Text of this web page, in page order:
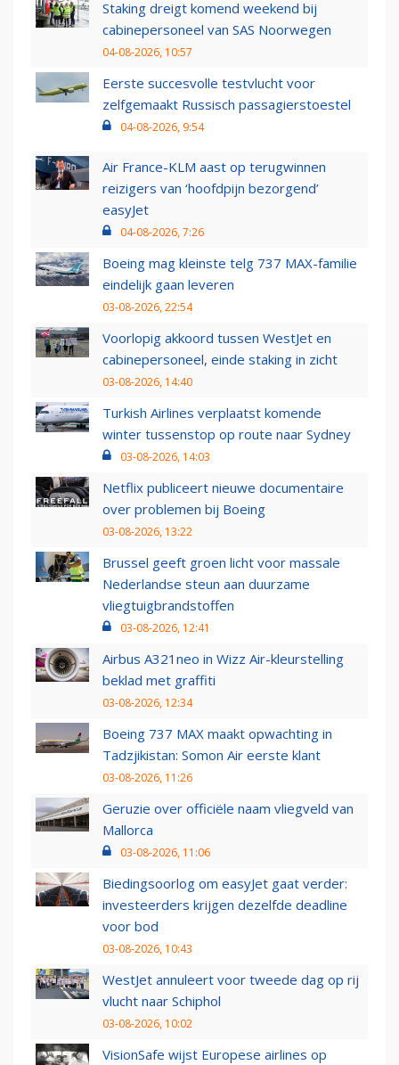
Staking dreigt komend weekend bij
cabinepersoneel van SAS Noorwegen
04-08-2026, 10:57
Eerste succesvolle testvlucht voor
zelfgemaakt Russisch passagierstoestel
04-08-2026, 9:54
Air France-KLM aast op terugwinnen
reizigers van ‘hoofdpijn bezorgend’
easyJet
04-08-2026, 7:26
Boeing mag kleinste telg 737 MAX-familie
eindelijk gaan leveren
03-08-2026, 22:54
Voorlopig akkoord tussen WestJet en
cabinepersoneel, einde staking in zicht
03-08-2026, 14:40
Turkish Airlines verplaatst komende
winter tussenstop op route naar Sydney
03-08-2026, 14:03
Netflix publiceert nieuwe documentaire
over problemen bij Boeing
03-08-2026, 13:22
Brussel geeft groen licht voor massale
Nederlandse steun aan duurzame
vliegtuigbrandstoffen
03-08-2026, 12:41
Airbus A321neo in Wizz Air-kleurstelling
beklad met graffiti
03-08-2026, 12:34
Boeing 737 MAX maakt opwachting in
Tadzjikistan: Somon Air eerste klant
03-08-2026, 11:26
Geruzie over officiële naam vliegveld van
Mallorca
03-08-2026, 11:06
Biedingsoorlog om easyJet gaat verder:
investeerders krijgen dezelfde deadline
voor bod
03-08-2026, 10:43
WestJet annuleert voor tweede dag op rij
vlucht naar Schiphol
03-08-2026, 10:02
VisionSafe wijst Europese airlines op